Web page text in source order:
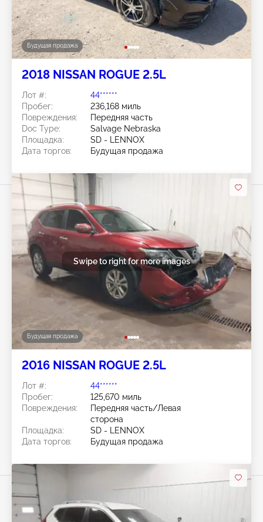
Будущая продажа
2018 NISSAN ROGUE 2.5L
Лот #:
44******
Пробег:
236,168 миль
Повреждения:
Передняя часть
Doc Type:
Salvage Nebraska
Площадка:
SD - LENNOX
Дата торгов:
Будущая продажа
Будущая продажа
Swipe to right for more images
2016 NISSAN ROGUE 2.5L
Лот #:
44******
Пробег:
125,670 миль
Повреждения:
Передняя часть/Левая
сторона
Площадка:
SD - LENNOX
Дата торгов:
Будущая продажа